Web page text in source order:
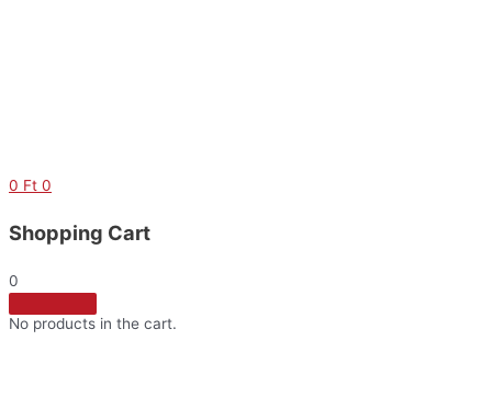
0 Ft 0
Shopping Cart
0
No products in the cart.